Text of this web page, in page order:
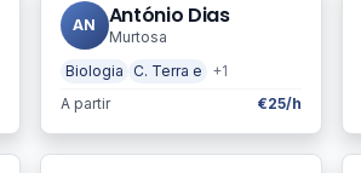
AN António Dias
Murtosa
Biologia
C. Terra e
+1
A partir
€25/h